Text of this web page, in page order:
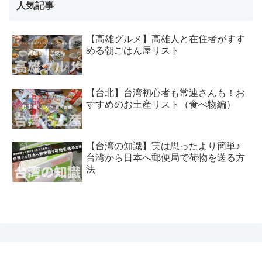
人気記事
【高雄グルメ】高雄人と在住者がすす
める朝ごはん屋リスト
【台北】台湾初心者も常連さんも！お
すすめのお土産リスト（食べ物編）
【台湾の知識】実は思ったより簡単♪
台湾から日本へ郵便局で荷物を送る方
法